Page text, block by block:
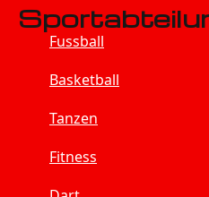
Fussball
Basketball
Tanzen
Fitness